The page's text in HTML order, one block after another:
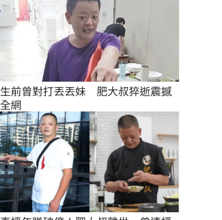
生前曾對打丟丟妹　肥大叔猝逝震撼
全網